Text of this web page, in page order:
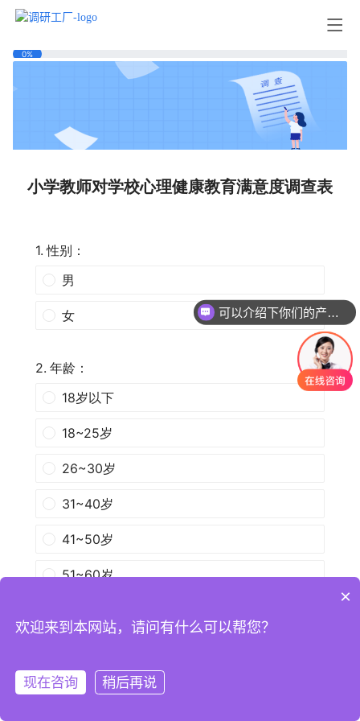
注册
×
欢迎来到本网站，请问有什么可以帮您？
现在咨询 稍后再说